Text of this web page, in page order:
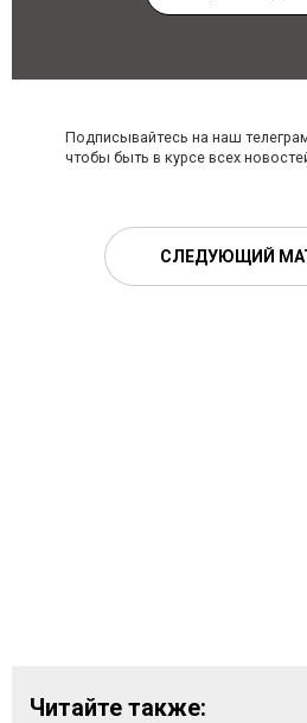
Подписывайтесь на наш
чтобы быть в курсе всех
СЛЕДУЮЩИЙ
Читайте также: